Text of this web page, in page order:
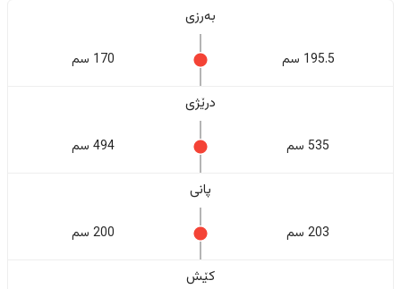
بەرزی
195.5 سم 170 سم
درێژی
535 سم 494 سم
پانی
203 سم 200 سم
کێش